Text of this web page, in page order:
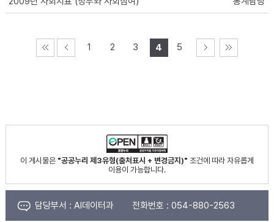
1 2 3 4 5
이 게시물은 "공공누리 제3유형(출처표시 + 변경금지)" 조건에 따라 자유롭게
이용이 가능합니다.
담당부서 : AI데이터과 전화번호 : 054-880-2563